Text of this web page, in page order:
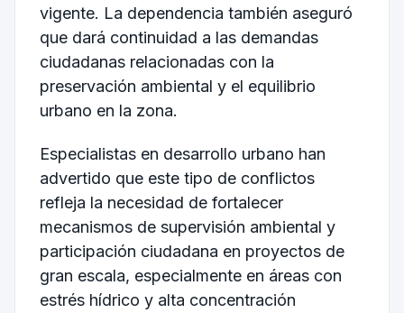
vigente. La dependencia también aseguró
que dará continuidad a las demandas
ciudadanas relacionadas con la
preservación ambiental y el equilibrio
urbano en la zona.
Especialistas en desarrollo urbano han
advertido que este tipo de conflictos
refleja la necesidad de fortalecer
mecanismos de supervisión ambiental y
participación ciudadana en proyectos de
gran escala, especialmente en áreas con
estrés hídrico y alta concentración